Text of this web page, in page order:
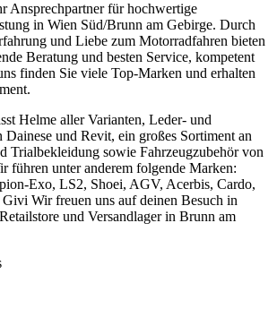
Ansprechpartner für hochwertige
in Wien Süd/Brunn am Gebirge. Durch
und Liebe zum Motorradfahren bieten
Beratung und besten Service, kompetent
finden Sie viele Top-Marken und erhalten
Helme aller Varianten, Leder- und
und Revit, ein großes Sortiment an
Trialbekleidung sowie Fahrzeugzubehör von
führen unter anderem folgende Marken:
Exo, LS2, Shoei, AGV, Acerbis, Cardo,
Wir freuen uns auf deinen Besuch in
und Versandlager in Brunn am